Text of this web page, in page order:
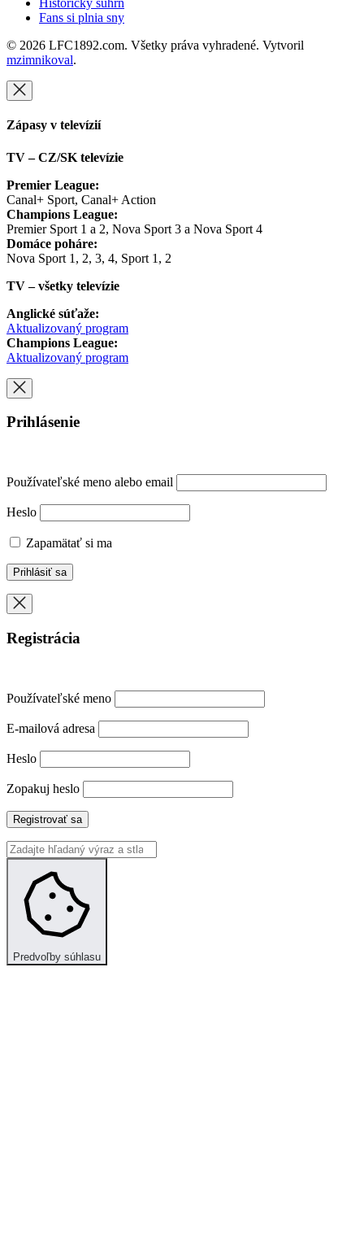
Historický súhrn
Fans si plnia sny
© 2026 LFC1892.com. Všetky práva vyhradené. Vytvoril
mzimnikoval.
Zápasy v televízií
TV – CZ/SK televízie
Premier League:
Canal+ Sport, Canal+ Action
Champions League:
Premier Sport 1 a 2, Nova Sport 3 a Nova Sport 4
Domáce poháre:
Nova Sport 1, 2, 3, 4, Sport 1, 2
TV – všetky televízie
Anglické súťaže:
Aktualizovaný program
Champions League:
Aktualizovaný program
Prihlásenie
Používateľské meno alebo email
Heslo
Zapamätať si ma
Registrácia
Používateľské meno
E-mailová adresa
Heslo
Zopakuj heslo
Registrovať sa
Predvoľby súhlasu